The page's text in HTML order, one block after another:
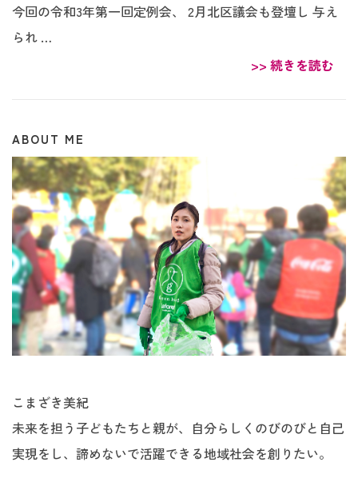
今回の令和3年第一回定例会、 2月北区議会も登壇し 与え
られ …
>> 続きを読む
ABOUT ME
こまざき美紀
未来を担う子どもたちと親が、自分らしくのびのびと自己
実現をし、諦めないで活躍できる地域社会を創りたい。